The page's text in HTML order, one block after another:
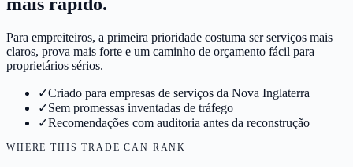
mais rápido.
Para empreiteiros, a primeira prioridade costuma ser serviços mais
claros, prova mais forte e um caminho de orçamento fácil para
proprietários sérios.
✓Criado para empresas de serviços da Nova Inglaterra
✓Sem promessas inventadas de tráfego
✓Recomendações com auditoria antes da reconstrução
WHERE THIS TRADE CAN RANK